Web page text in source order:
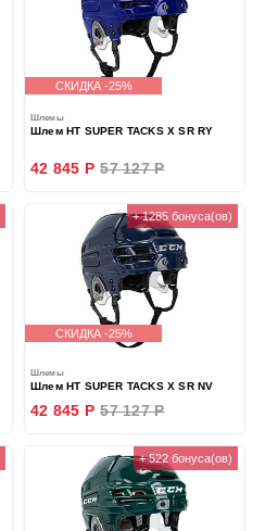
СКИДКА -25%
Шлемы
Шлем HT SUPER TACKS X SR RY
42 845 Р 57 127 Р
СКИДКА -25%
+ 1285 бонуса(ов)
Шлемы
Шлем HT SUPER TACKS X SR NV
42 845 Р 57 127 Р
+ 522 бонуса(ов)